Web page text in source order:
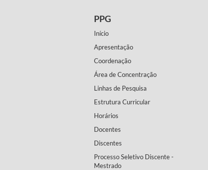
PPG
Início
Apresentação
Coordenação
Área de Concentração
Linhas de Pesquisa
Estrutura Curricular
Horários
Docentes
Discentes
Processo Seletivo Discente -
Mestrado